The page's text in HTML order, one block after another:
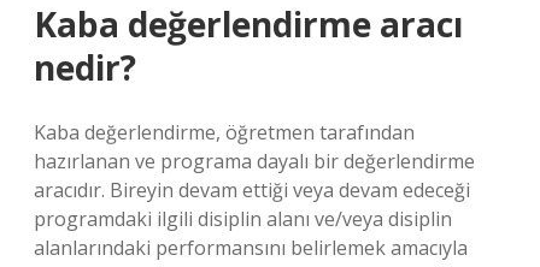
Kaba değerlendirme aracı
nedir?
Kaba değerlendirme, öğretmen tarafından
hazırlanan ve programa dayalı bir değerlendirme
aracıdır. Bireyin devam ettiği veya devam edeceği
programdaki ilgili disiplin alanı ve/veya disiplin
alanlarındaki performansını belirlemek amacıyla